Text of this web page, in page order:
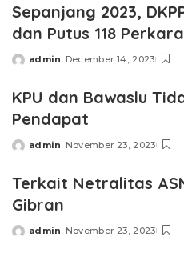
Sepanjang 2023,
dan Putus 118 Perkara
Posted
admin December 14, 2023
KPU dan Bawaslu
Pendapat
Posted
admin November 23, 2023
Terkait Netralitas
Gibran
Posted
admin November 23, 2023